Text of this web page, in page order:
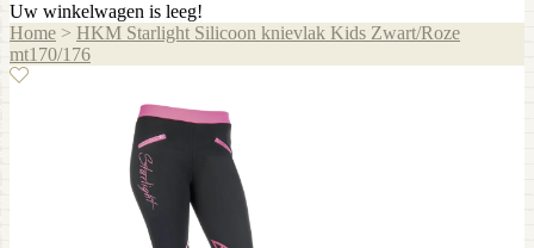
Uw winkelwagen is leeg!
Home > HKM Starlight Silicoon knievlak Kids Zwart/Roze
mt170/176